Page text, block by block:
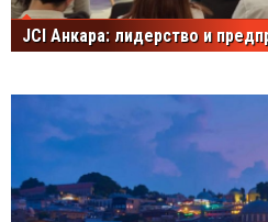
JCI Анкара: лидерство и